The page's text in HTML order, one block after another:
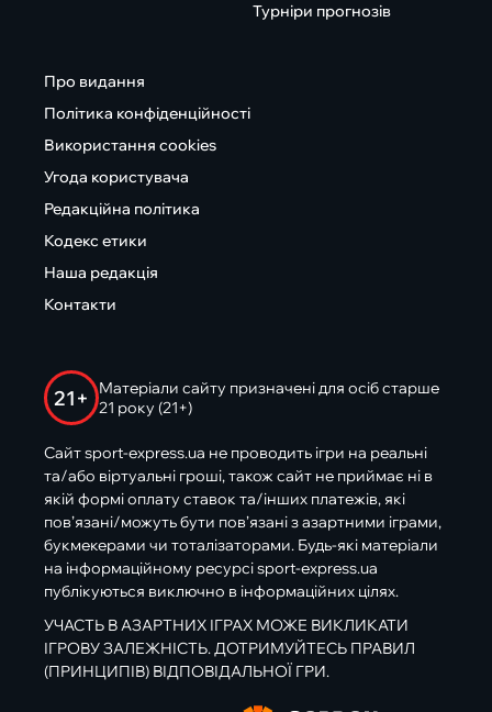
Турніри прогнозів
Про видання
Політика конфіденційності
Використання cookies
Угода користувача
Редакційна політика
Кодекс етики
Наша редакція
Контакти
21+
Матеріали сайту призначені для осіб старше
21 року (21+)
Сайт sport-express.ua не проводить ігри на реальні
та/або віртуальні гроші, також сайт не приймає ні в
якій формі оплату ставок та/інших платежів, які
пов’язані/можуть бути пов’язані з азартними іграми,
букмекерами чи тоталізаторами. Будь-які матеріали
на інформаційному ресурсі sport-express.ua
публікуються виключно в інформаційних цілях.
УЧАСТЬ В АЗАРТНИХ ІГРАХ МОЖЕ ВИКЛИКАТИ
ІГРОВУ ЗАЛЕЖНІСТЬ. ДОТРИМУЙТЕСЬ ПРАВИЛ
(ПРИНЦИПІВ) ВІДПОВІДАЛЬНОЇ ГРИ.